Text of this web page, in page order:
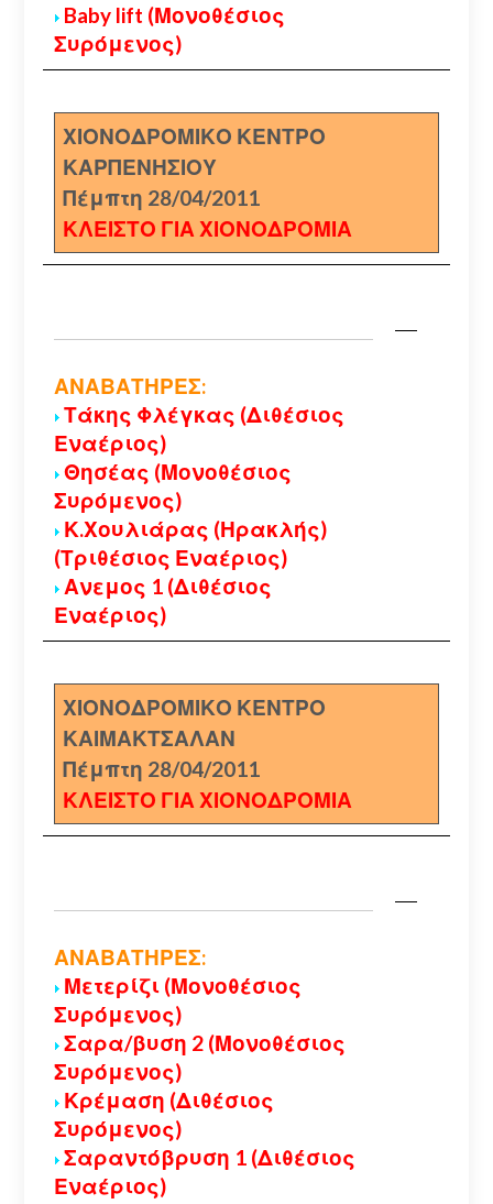
Baby lift (Μονοθέσιος
Συρόμενος)
ΧΙΟΝΟΔΡΟΜΙΚΟ ΚΕΝΤΡΟ
ΚΑΡΠΕΝΗΣΙΟΥ
Πέμπτη 28/04/2011
ΚΛΕΙΣΤΟ ΓΙΑ ΧΙΟΝΟΔΡΟΜΙΑ
ΑΝΑΒΑΤΗΡΕΣ:
Τάκης Φλέγκας (Διθέσιος
Εναέριος)
Θησέας (Μονοθέσιος
Συρόμενος)
Κ.Χουλιάρας (Ηρακλής)
(Τριθέσιος Εναέριος)
Ανεμος 1 (Διθέσιος
Εναέριος)
ΧΙΟΝΟΔΡΟΜΙΚΟ ΚΕΝΤΡΟ
ΚΑΙΜΑΚΤΣΑΛΑΝ
Πέμπτη 28/04/2011
ΚΛΕΙΣΤΟ ΓΙΑ ΧΙΟΝΟΔΡΟΜΙΑ
ΑΝΑΒΑΤΗΡΕΣ:
Μετερίζι (Μονοθέσιος
Συρόμενος)
Σαρα/βυση 2 (Μονοθέσιος
Συρόμενος)
Κρέμαση (Διθέσιος
Συρόμενος)
Σαραντόβρυση 1 (Διθέσιος
Εναέριος)